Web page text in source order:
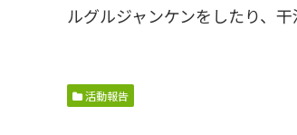
ルグルジャンケンをしたり、
活動報告